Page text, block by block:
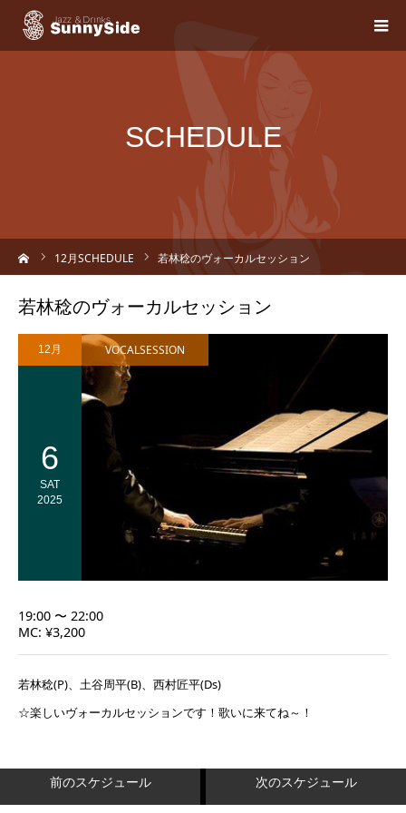
SCHEDULE
12月SCHEDULE 若林稔のヴォーカルセッション
若林稔のヴォーカルセッション
12月
6
SAT
2025
VOCALSESSION
19:00 〜 22:00
MC: ¥3,200
若林稔(P)、土谷周平(B)、西村匠平(Ds)
☆楽しいヴォーカルセッションです！歌いに来てね～！
前のスケジュール 次のスケジュール